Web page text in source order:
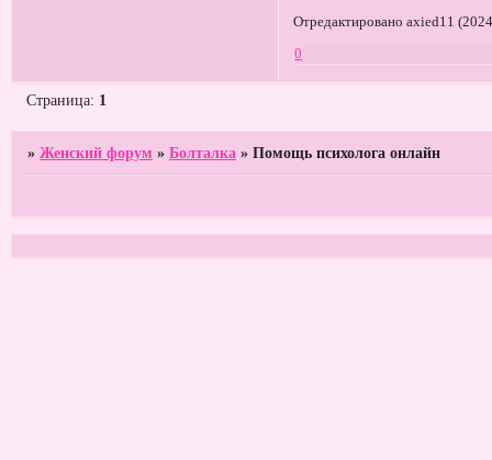
Отредактировано axied11
0
Страница: 1
»Женский форум »Болталка »Помощь психолога онлайн